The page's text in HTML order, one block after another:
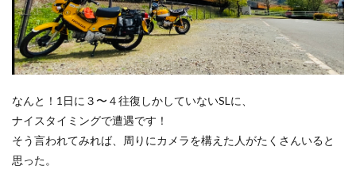
なんと！1日に３〜４往復しかしていないSLに、
ナイスタイミングで遭遇です！
そう言われてみれば、周りにカメラを構えた人がたくさんいると
思った。